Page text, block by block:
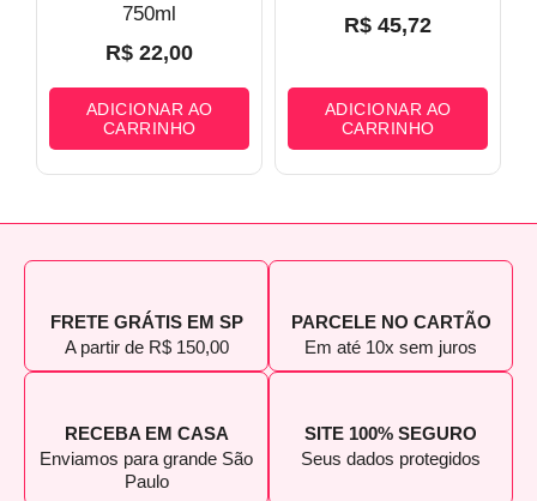
750ml
R$ 22,00
ADICIONAR AO
CARRINHO
R$ 45,72
ADICIONAR AO
CARRINHO
FRETE GRÁTIS EM SP
A partir de R$ 150,00
PARCELE NO CARTÃO
Em até 10x sem juros
RECEBA EM CASA
Enviamos para grande São
Paulo
SITE 100% SEGURO
Seus dados protegidos